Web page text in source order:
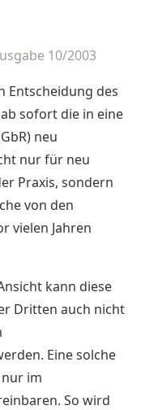
10/2003
Entscheidung des
sofort die in eine
neu
nur für neu
Praxis, sondern
von den
vielen Jahren
kann diese
Dritten auch nicht
Eine solche
im
So wird